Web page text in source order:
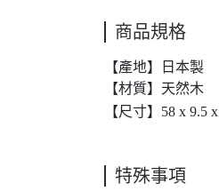
商品規格
【產地】日本製
【材質】天然木
【尺寸】58 x 9.5 x
特殊事項